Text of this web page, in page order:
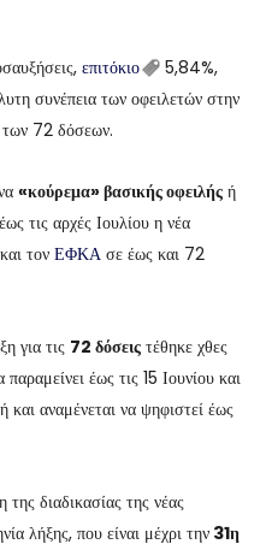
επιτόκιο
5,84%,
συνέπεια των οφειλετών στην
72 δόσεων.
«κούρεμα» βασικής οφειλής ή
τις αρχές Ιουλίου η νέα
και τον ΕΦΚΑ σε έως και 72
για τις 72 δόσεις τέθηκε χθες
έως τις 15 Ιουνίου και
αναμένεται να ψηφιστεί έως
διαδικασίας της νέας
λήξης, που είναι μέχρι την 31η